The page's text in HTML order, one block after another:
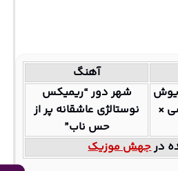
آهنگ
×
شهر دور “ریمیکس
نوستالژی عاشقانه پر از
حس ناب”
درجهش موزیک